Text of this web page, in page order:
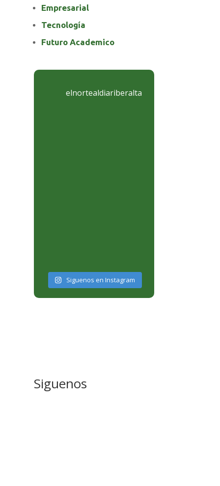
Empresarial
Tecnología
Futuro Academico
elnortealdiariberalta
Siguenos en Instagram
Siguenos